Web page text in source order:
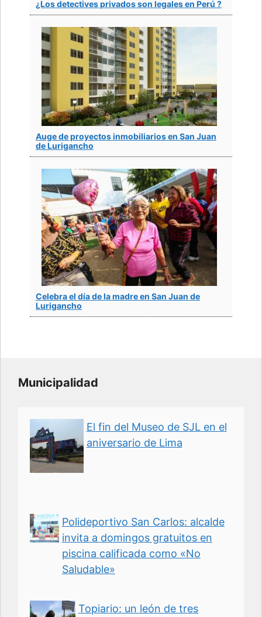
¿Los detectives privados son legales en Perú ?
Auge de proyectos inmobiliarios en San Juan
de Lurigancho
Celebra el día de la madre en San Juan de
Lurigancho
Municipalidad
El fin del Museo de SJL en el
aniversario de Lima
Polideportivo San Carlos: alcalde
invita a domingos gratuitos en
piscina calificada como «No
Saludable»
Topiario: un león de tres